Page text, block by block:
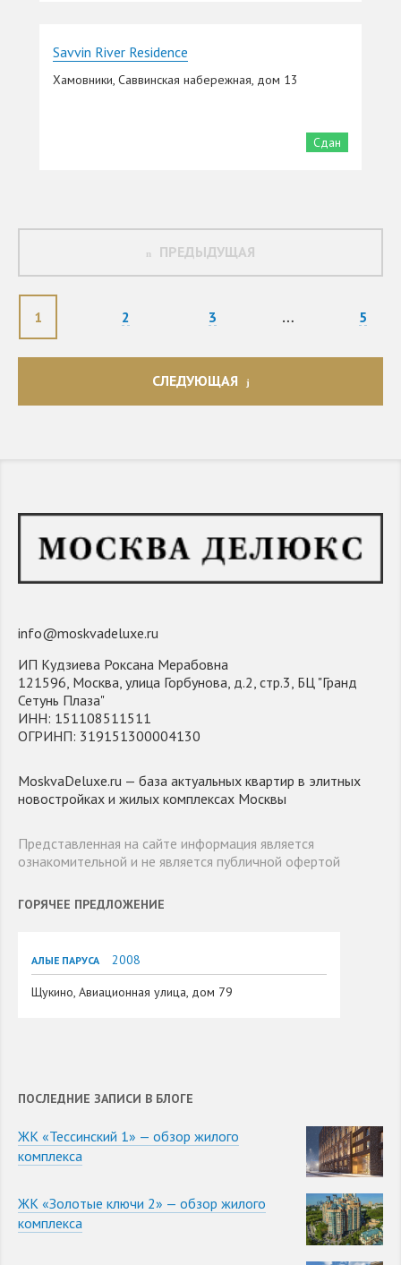
Savvin River Residence
Хамовники, Саввинская набережная, дом 13
Сдан
ПРЕДЫДУЩАЯ
1 2 3 … 5
СЛЕДУЮЩАЯ
info@moskvadeluxe.ru
ИП Кудзиева Роксана Мерабовна
121596, Москва, улица Горбунова, д.2, стр.3, БЦ "Гранд
Сетунь Плаза"
ИНН: 151108511511
ОГРИНП: 319151300004130
MoskvaDeluxe.ru — база актуальных квартир в элитных
новостройках и жилых комплексах Москвы
Представленная на сайте информация является
ознакомительной и не является публичной офертой
ГОРЯЧЕЕ ПРЕДЛОЖЕНИЕ
АЛЫЕ ПАРУСА
2008
Щукино, Авиационная улица, дом 79
ПОСЛЕДНИЕ ЗАПИСИ В БЛОГЕ
ЖК «Тессинский 1» — обзор жилого
комплекса
ЖК «Золотые ключи 2» — обзор жилого
комплекса